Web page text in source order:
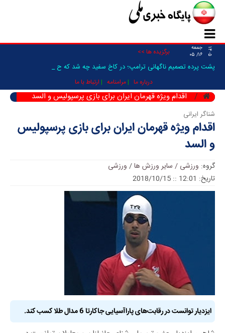
۱۴۰۵
جمعه
۱۶/ ۰۵
برگزیده ها >>
پشت پرده تصمیم ناگهانی ترامپ؛ در کاخ سفید چه شد که حمله _
درباره ما مرامنامه ارتباط با ما
اقدام ویژه قهرمان ایران برای بازی پرسپولیس و السد
شناگر ایرانی
اقدام ویژه قهرمان ایران برای بازی پرسپولیس
و السد
گروه: ورزشی / سایر ورزش ها/ ورزشی
تاریخ: 12:01 :: 2018/10/15
ایزدیار توانست در رقابت‌های پاراآسیایی جاکارتا 6 مدال طلا کسب کند.